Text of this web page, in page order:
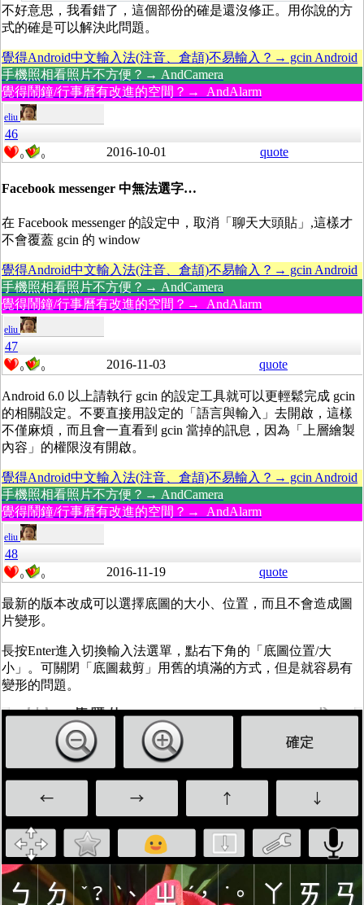
不好意思，我看錯了，這個部份的確是還沒修正。用你說的方
式的確是可以解決此問題。
覺得Android中文輸入法(注音、倉頡)不易輸入？→ gcin Android
手機照相看照片不方便？→ AndCamera
覺得鬧鐘/行事曆有改進的空間？→ AndAlarm
eliu
46
0 0 2016-10-01 quote
Facebook messenger 中無法選字…
在 Facebook messenger 的設定中，取消「聊天大頭貼」,這樣才
不會覆蓋 gcin 的 window
覺得Android中文輸入法(注音、倉頡)不易輸入？→ gcin Android
手機照相看照片不方便？→ AndCamera
覺得鬧鐘/行事曆有改進的空間？→ AndAlarm
eliu
47
0 0 2016-11-03 quote
Android 6.0 以上請執行 gcin 的設定工具就可以更輕鬆完成 gcin
的相關設定。不要直接用設定的「語言與輸入」去開啟，這樣
不僅麻煩，而且會一直看到 gcin 當掉的訊息，因為「上層繪製
內容」的權限沒有開啟。
覺得Android中文輸入法(注音、倉頡)不易輸入？→ gcin Android
手機照相看照片不方便？→ AndCamera
覺得鬧鐘/行事曆有改進的空間？→ AndAlarm
eliu
48
0 0 2016-11-19 quote
最新的版本改成可以選擇底圖的大小、位置，而且不會造成圖
片變形。
長按Enter進入切換輸入法選單，點右下角的「底圖位置/大
小」。可關閉「底圖裁剪」用舊的填滿的方式，但是就容易有
變形的問題。